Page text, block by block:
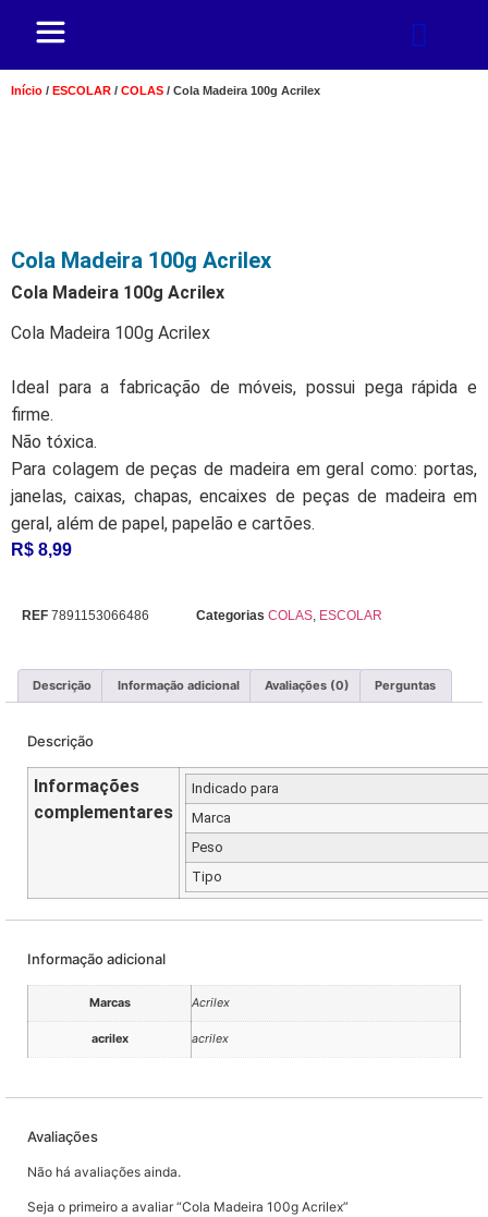
Início / ESCOLAR / COLAS / Cola Madeira 100g Acrilex
Cola Madeira 100g Acrilex
Cola Madeira 100g Acrilex
Cola Madeira 100g Acrilex
Ideal para a fabricação de móveis, possui pega rápida e
firme.
Não tóxica.
Para colagem de peças de madeira em geral como: portas,
janelas, caixas, chapas, encaixes de peças de madeira em
geral, além de papel, papelão e cartões.
R$ 8,99
REF 7891153066486 Categorias COLAS ESCOLAR
Descrição Informação adicional Avaliações (0) Perguntas
Descrição
Informações
complementares
Indicado para
Marca
Peso
Tipo
Informação adicional
Marcas Acrilex
acrilex acrilex
Avaliações
Não há avaliações ainda.
Seja o primeiro a avaliar “Cola Madeira 100g Acrilex”